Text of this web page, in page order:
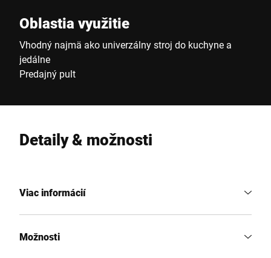
Oblastia využitie
Vhodný najmä ako univerzálny stroj do kuchyne a
jedálne
Predajný pult
Detaily & možnosti
Viac informácií
Možnosti